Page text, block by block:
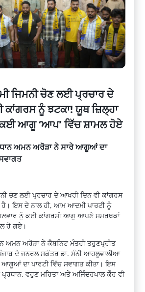
ਜਿਮਨੀ ਚੋਣ ਲਈ ਪ੍ਰਚਾਰ ਦੇ
ਕਾਂਗਰਸ ਨੂੰ ਝਟਕਾ! ਯੂਥ ਜ਼ਿਲ੍ਹਾ
ਆਗੂ ‘ਆਪ’ ਵਿੱਚ ਸ਼ਾਮਲ ਹੋਏ
ਅਮਨ ਅਰੋੜਾ ਨੇ ਸਾਰੇ ਆਗੂਆਂ ਦਾ
ਚੋਣ ਲਈ ਪ੍ਰਚਾਰ ਦੇ ਆਖਰੀ ਦਿਨ ਵੀ ਕਾਂਗਰਸ
ਹੈ। ਇਸ ਦੇ ਨਾਲ ਹੀ, ਆਮ ਆਦਮੀ ਪਾਰਟੀ ਨੂੰ
ਨੂੰ ਕਈ ਕਾਂਗਰਸੀ ਆਗੂ ਆਪਣੇ ਸਮਰਥਕਾਂ
ਹੋ ਗਏ।
ਅਮਨ ਅਰੋੜਾ ਨੇ ਕੈਬਨਿਟ ਮੰਤਰੀ ਤਰੁਣਪ੍ਰੀਤ
ਦੇ ਜਨਰਲ ਸਕੱਤਰ ਡਾ. ਸੰਨੀ ਆਹਲੂਵਾਲੀਆ
ਆਗੂਆਂ ਦਾ ਪਾਰਟੀ ਵਿੱਚ ਸਵਾਗਤ ਕੀਤਾ। ਇਸ
ਵਰੁਣ ਮਹਿਤਾ ਅਤੇ ਅਜਿੰਦਰਪਾਲ ਕੌਰ ਵੀ